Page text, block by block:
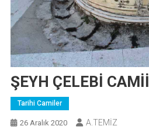
ŞEYH ÇELEBİ CAMİİ
Tarihi Camiler
26 Aralık 2020 A.TEMİZ